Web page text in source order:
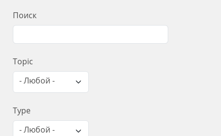
Поиск
Topic
- Любой -
Type
- Любой -